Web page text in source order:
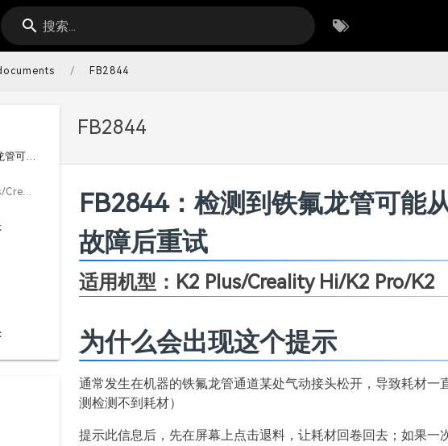
搜索...
/ FB2844
FB2844
FB2844：检测到铁氟龙管可能从气动接头脱落，请排除故障后重试
适用机型：K2 Plus/Creality Hi/K2 Pro/K2
FB2844：检测到铁氟龙管可能
故障后重试
适用机型：K2 Plus/Creality Hi/K2 Pro/K2
为什么会出现这个提示
通常发生在机器的铁氟龙管通道某处气动接头松开，导致耗材
测检测不到耗材）
提示此信息后，先在屏幕上点击退料，让耗材回卷回去；如果一